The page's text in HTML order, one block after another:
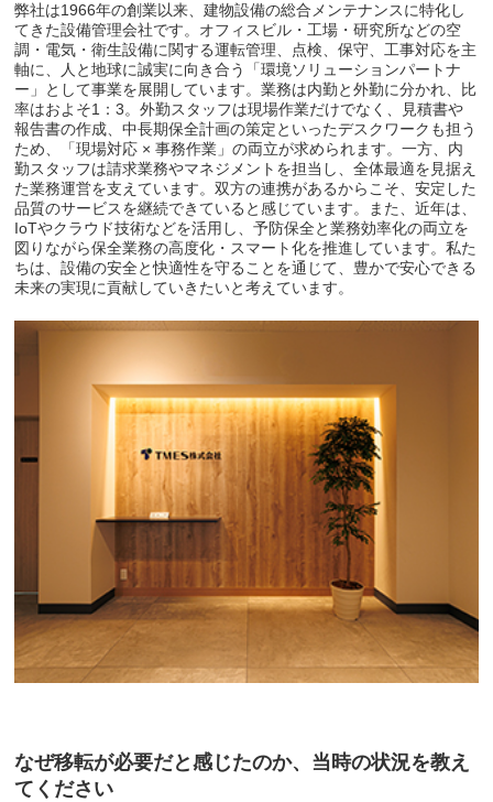
弊社は1966年の創業以来、建物設備の総合メンテナンスに特化し
てきた設備管理会社です。オフィスビル・工場・研究所などの空
調・電気・衛生設備に関する運転管理、点検、保守、工事対応を主
軸に、人と地球に誠実に向き合う「環境ソリューションパートナ
ー」として事業を展開しています。業務は内勤と外勤に分かれ、比
率はおよそ1：3。外勤スタッフは現場作業だけでなく、見積書や
報告書の作成、中長期保全計画の策定といったデスクワークも担う
ため、「現場対応 × 事務作業」の両立が求められます。一方、内
勤スタッフは請求業務やマネジメントを担当し、全体最適を見据え
た業務運営を支えています。双方の連携があるからこそ、安定した
品質のサービスを継続できていると感じています。また、近年は、
IoTやクラウド技術などを活用し、予防保全と業務効率化の両立を
図りながら保全業務の高度化・スマート化を推進しています。私た
ちは、設備の安全と快適性を守ることを通じて、豊かで安心できる
未来の実現に貢献していきたいと考えています。
なぜ移転が必要だと感じたのか、当時の状況を教え
てください